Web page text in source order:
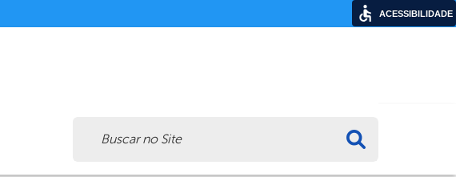
ACESSIBILIDADE